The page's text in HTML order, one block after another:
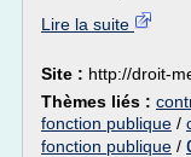
Lire la suite
Site : http://droit-
Thèmes liés :
fonction publique /
fonction publique /